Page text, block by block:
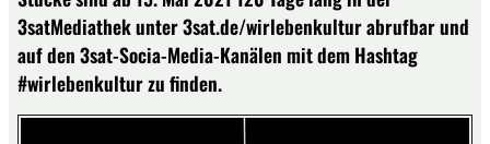
3satMediathek unter 3sat.de/wirlebenkultur abrufbar und
auf den 3sat-Socia-Media-Kanälen mit dem Hashtag
#wirlebenkultur zu finden.